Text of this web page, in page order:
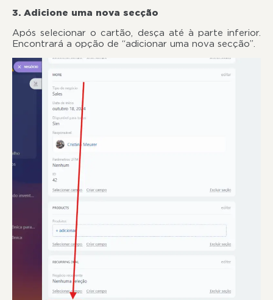
3. Adicione uma nova secção
Após selecionar o cartão, desça até à parte inferior.
Encontrará a opção de “adicionar uma nova secção”.